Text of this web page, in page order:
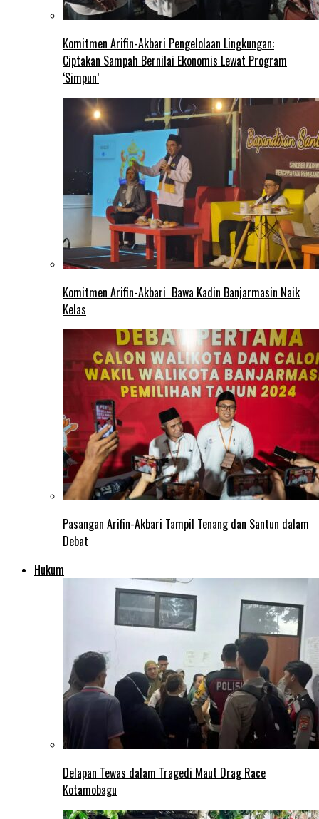
Komitmen Arifin-Akbari Pengelolaan Lingkungan:
Ciptakan Sampah Bernilai Ekonomis Lewat Program
‘Simpun’
Komitmen Arifin-Akbari Bawa Kadin Banjarmasin Naik
Kelas
Pasangan Arifin-Akbari Tampil Tenang dan Santun dalam
Debat
Hukum
Delapan Tewas dalam Tragedi Maut Drag Race
Kotamobagu